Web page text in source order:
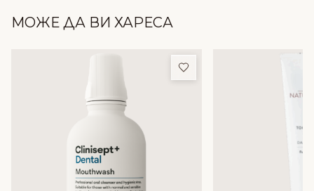
МОЖЕ ДА ВИ ХАРЕСА
Добави в любими